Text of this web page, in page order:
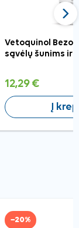
Vetoquinol
sąvėlų šunims ir
12,29 €
Į
−20%